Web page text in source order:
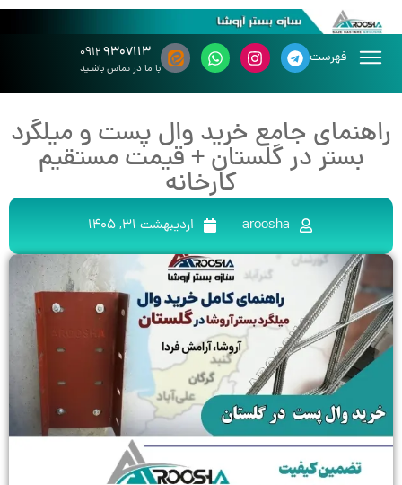
فهرست ۹۳۰۷۱۱۳۰۹۱۲
با ما در تماس باشـید
راهنمای جامع خرید وال پست و میلگرد
بستر در گلستان + قیمت مستقیم
کارخانه
aroosha اردیبهشت 31, 1405